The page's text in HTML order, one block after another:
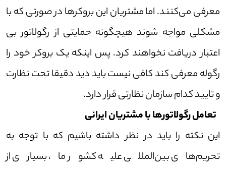
معرفی می‌کنند. اما مشتریان این بروکر‌ها در صورتی که با
مشکلی مواجه شوند هیچگونه حمایتی از رگولاتور بی
اعتبار دریافت نخواهند کرد. پس اینکه یک بروکر خود را
رگوله معرفی کند کافی نیست باید دید دقیقا تحت نظارت
و تایید کدام سازمان نظارتی قرار دارد.
تعامل رگولاتور‌ها با مشتریان ایرانی
این نکته را باید در نظر داشته باشیم که با توجه به
تحریم‌های بین‌المللی علیه کشور ما، بسیاری از